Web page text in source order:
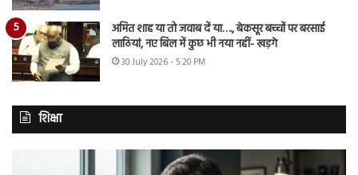
अमित शाह या तो जवाब दें या…., बेकसूर बच्चों पर बरसाई
लाठियां, नए बिल में कुछ भी नया नहीं- खड़गे
30 July 2026 - 5:20 PM
शिक्षा